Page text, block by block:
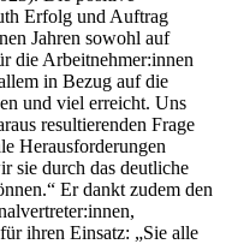
Erfolg und Auftrag
Jahren sowohl auf
die Arbeitnehmer:innen
in Bezug auf die
und viel erreicht. Uns
resultierenden Frage
Herausforderungen
sie durch das deutliche
Er dankt zudem den
ihren Einsatz: „Sie alle